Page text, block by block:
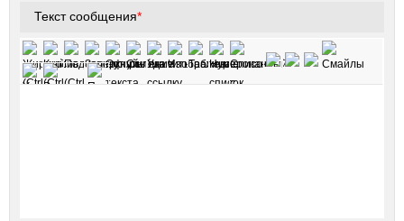
Текст сообщения*